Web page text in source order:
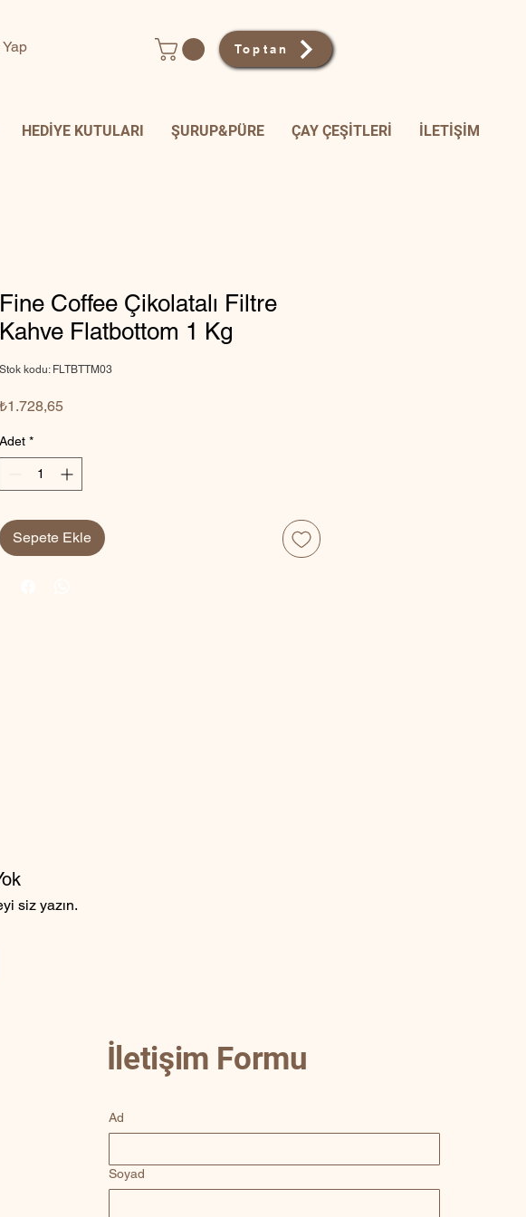
Toptan
HEDİYE KUTULARI ŞURUP&PÜRE ÇAY ÇEŞİTLERİ İLETİŞİM
Fine Coffee Çikolatalı Filtre
Kahve Flatbottom 1 Kg
Stok kodu: FLTBTTM03
₺1.728,65Fiyat
Adet *
Sepete Ekle
siz yazın.
İletişim Formu
Ad
Soyad